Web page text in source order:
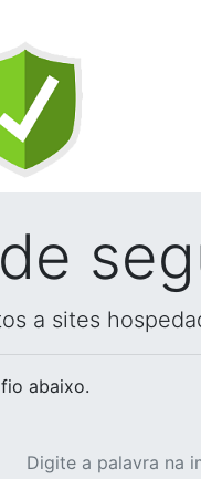
a sites
abaixo.
Digite a palavra na